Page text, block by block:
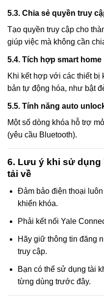
5.3. Chia sẻ quyền truy
Tạo quyền truy cập cho
giúp việc mà không cần
5.4. Tích hợp smart home
Khi kết hợp với các thiết bị
bản tự động hóa, như bật
5.5. Tính năng auto
Một số dòng khóa hỗ trợ
(yêu cầu Bluetooth).
6. Lưu ý khi sử dụng
tải về
Đảm bảo điện thoại
khiển khóa.
Phải kết nối Yale
Hãy giữ thông tin đăng
truy cập.
Bạn có thể sử dụng tài
từng dùng trước đây.